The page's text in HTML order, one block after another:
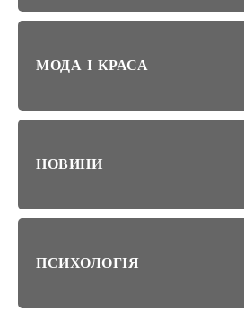
МОДА І КРАСА
НОВИНИ
ПСИХОЛОГІЯ